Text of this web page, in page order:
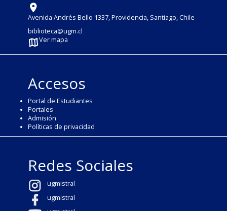
Avenida Andrés Bello 1337, Providencia, Santiago, Chile
biblioteca@ugm.cl
Ver mapa
Accesos
Portal de Estudiantes
Portales
Admisión
Políticas de privacidad
Redes Sociales
ugmistral
ugmistral